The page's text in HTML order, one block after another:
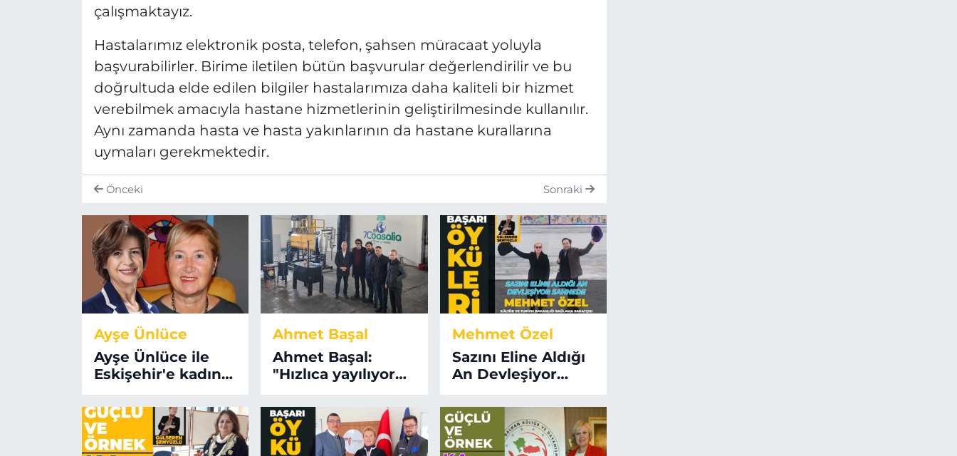
çalışmaktayız.
Hastalarımız elektronik posta, telefon, şahsen müracaat yoluyla
başvurabilirler. Birime iletilen bütün başvurular değerlendirilir ve bu
doğrultuda elde edilen bilgiler hastalarımıza daha kaliteli bir hizmet
verebilmek amacıyla hastane hizmetlerinin geliştirilmesinde kullanılır.
Aynı zamanda hasta ve hasta yakınlarının da hastane kurallarına
uymaları gerekmektedir.
Önceki Sonraki
Ayşe Ünlüce
Ayşe Ünlüce ile
Eskişehir'e kadın
Ahmet Başal
Ahmet Başal:
"Hızlıca yayılıyor
Mehmet Özel
Sazını Eline Aldığı
An Devleşiyor
Özel…